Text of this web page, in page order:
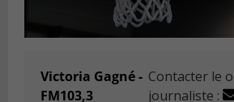
Victoria Gagné -
FM103,3
Contacter le
journaliste :